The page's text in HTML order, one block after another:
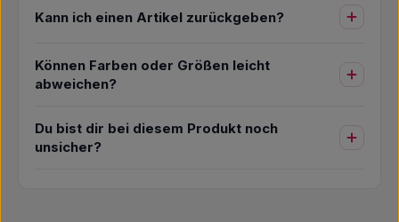
Kann ich einen Artikel zurückgeben?
Können Farben oder Größen leicht
abweichen?
Du bist dir bei diesem Produkt noch
unsicher?